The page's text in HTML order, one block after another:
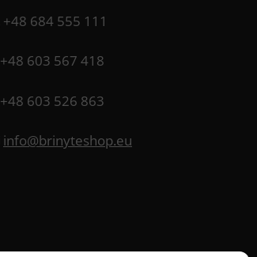
+48 684 555 111
+48 603 567 418
+48 603 526 863
info@brinyteshop.eu